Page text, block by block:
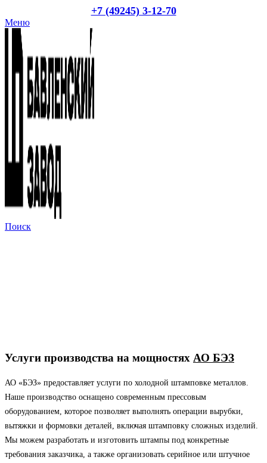
+7 (49245) 3-12-70
Меню
Поиск
Услуги производства на мощностях АО БЭЗ
АО «БЭЗ» предоставляет услуги по холодной штамповке металлов.
Наше производство оснащено современным прессовым
оборудованием, которое позволяет выполнять операции вырубки,
вытяжки и формовки деталей, включая штамповку сложных изделий.
Мы можем разработать и изготовить штампы под конкретные
требования заказчика, а также организовать серийное или штучное